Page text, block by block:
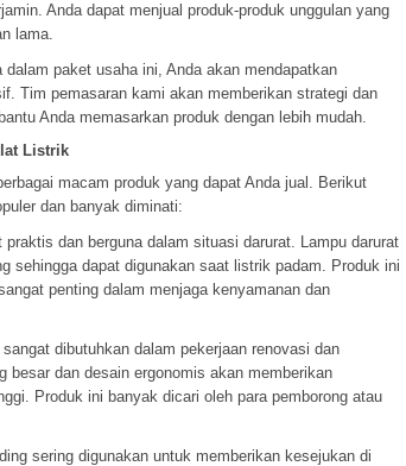
Anda dapat menjual produk-produk unggulan yang
lama.
paket usaha ini, Anda akan mendapatkan
Tim pemasaran kami akan memberikan strategi dan
Anda memasarkan produk dengan lebih mudah.
Listrik
macam produk yang dapat Anda jual. Berikut
dan banyak diminati:
dan berguna dalam situasi darurat. Lampu darurat
sehingga dapat digunakan saat listrik padam. Produk ini
penting dalam menjaga kenyamanan dan
dibutuhkan dalam pekerjaan renovasi dan
besar dan desain ergonomis akan memberikan
Produk ini banyak dicari oleh para pemborong atau
sering digunakan untuk memberikan kesejukan di